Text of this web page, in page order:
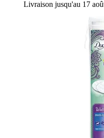
Livraison jusqu'au 17